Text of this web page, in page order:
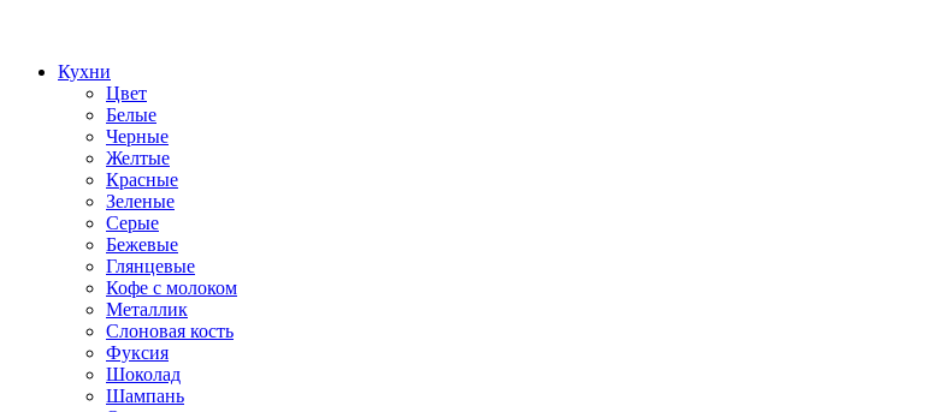
Кухни
Цвет
Белые
Черные
Желтые
Красные
Зеленые
Серые
Бежевые
Глянцевые
Кофе с молоком
Металлик
Слоновая кость
Фуксия
Шоколад
Шампань